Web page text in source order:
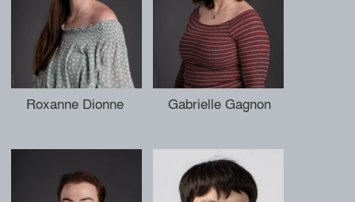
Roxanne Dionne Gabrielle Gagnon